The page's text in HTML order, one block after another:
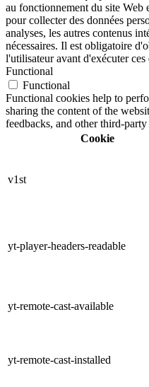
au fonctionnement du site Web
pour collecter des données
analyses, les autres contenus
nécessaires. Il est obligatoire
l'utilisateur avant d'exécuter
Functional
Functional
Functional cookies help to
sharing the content of the
feedbacks, and other third-party
Cookie
v1st
yt-player-headers-readable
yt-remote-cast-available
yt-remote-cast-installed